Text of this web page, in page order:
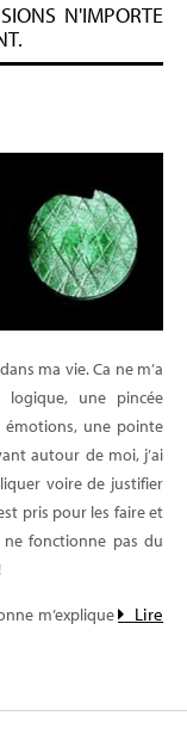
N'IMPORTE
ma vie. Ca ne m’a
une pincée
émotions, une pointe
autour de moi, j’ai
voire de justifier
pris pour les faire et
fonctionne pas du
m’explique
Lire